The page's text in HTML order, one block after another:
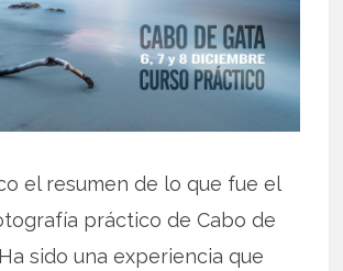
el resumen de lo que fue el
práctico de Cabo de
sido una experiencia que